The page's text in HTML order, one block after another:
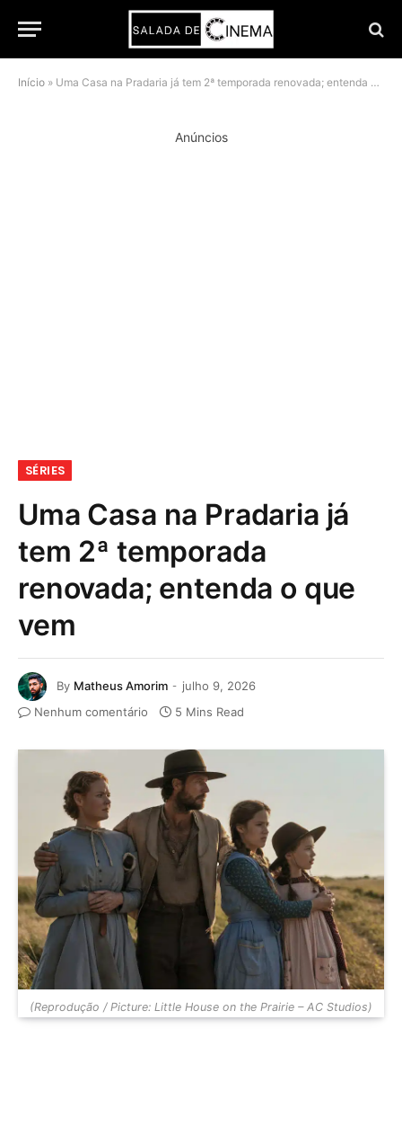
Início » Uma Casa na Pradaria já tem 2ª temporada renovada; entenda o que vem
Anúncios
SÉRIES
Uma Casa na Pradaria já
tem 2ª temporada
renovada; entenda o que
vem
By Matheus Amorim
julho 9, 2026
Nenhum comentário
5 Mins Read
(Reprodução / Picture: Little House on the Prairie – AC Studios)